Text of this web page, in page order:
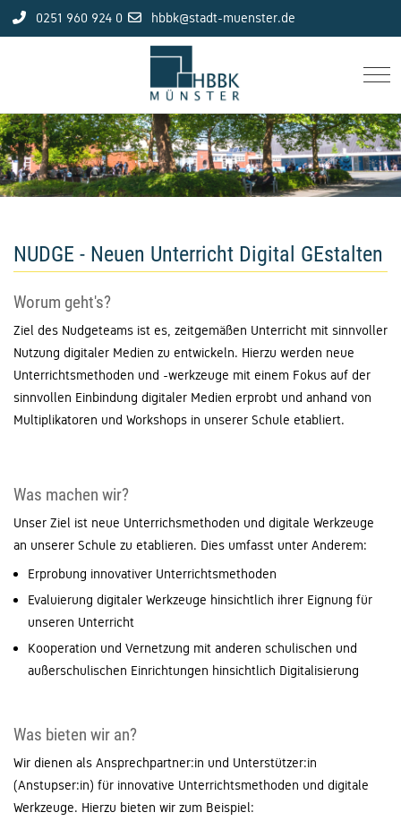
0251 960 924 0 hbbk@stadt-muenster.de
NUDGE - Neuen Unterricht Digital GEstalten
Worum geht's?
Ziel des Nudgeteams ist es, zeitgemäßen Unterricht mit sinnvoller
Nutzung digitaler Medien zu entwickeln. Hierzu werden neue
Unterrichtsmethoden und -werkzeuge mit einem Fokus auf der
sinnvollen Einbindung digitaler Medien erprobt und anhand von
Multiplikatoren und Workshops in unserer Schule etabliert.
Was machen wir?
Unser Ziel ist neue Unterrichsmethoden und digitale Werkzeuge
an unserer Schule zu etablieren. Dies umfasst unter Anderem:
Erprobung innovativer Unterrichtsmethoden
Evaluierung digitaler Werkzeuge hinsichtlich ihrer Eignung für
unseren Unterricht
Kooperation und Vernetzung mit anderen schulischen und
außerschulischen Einrichtungen hinsichtlich Digitalisierung
Was bieten wir an?
Wir dienen als Ansprechpartner:in und Unterstützer:in
(Anstupser:in) für innovative Unterrichtsmethoden und digitale
Werkzeuge. Hierzu bieten wir zum Beispiel: